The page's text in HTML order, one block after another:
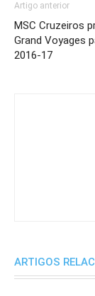
Artigo anterior
MSC Cruzeiros
Grand Voyages
2016-17
ARTIGOS